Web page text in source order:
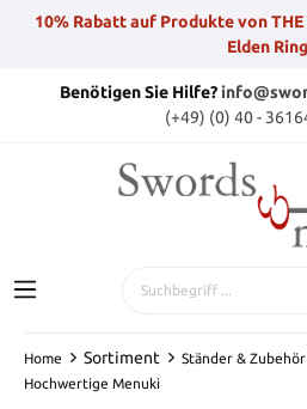
10% Rabatt auf Produkte von THE
Elden Ring
Benötigen Sie Hilfe?
(+49) (0) 40 -
Home Sortiment Ständer & Zubehör
Hochwertige Menuki